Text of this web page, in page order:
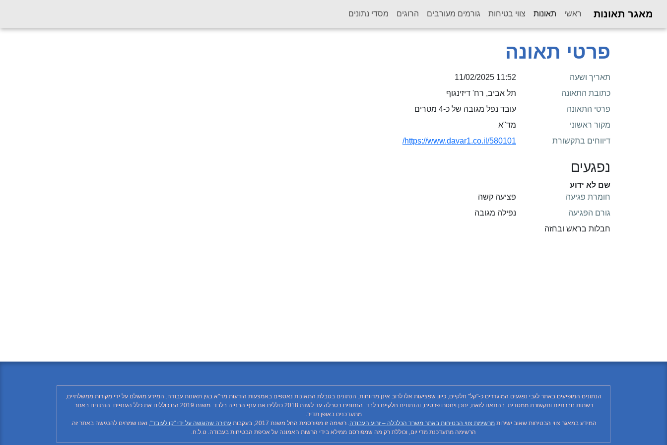
מאגר תאונות ראשי תאונות
(current) צווי בטיחות גורמים מעורבים הרוגים מסדי נתונים
פרטי תאונה
תאריך ושעה
11:52 11/02/2025
כתובת התאונה
תל אביב, רח' דיזינגוף
פרטי התאונה
עובד נפל מגובה של כ-4 מטרים
מקור ראשוני
מד"א
דיווחים בתקשורת
https://www.davar1.co.il/580101/
נפגעים
שם לא ידוע
חומרת פגיעה
פציעה קשה
גורם הפגיעה
נפילה מגובה
חבלות בראש ובחזה
הנתונים המופיעים באתר לגבי נפגעים המוגדרים כ-"קל" חלקיים, כיוון שפציעות אלו לרוב אינן מדווחות. הנתונים בטבלת התאונות נאספים באמצעות הודעות מד"א בגין תאונות עבודה. המידע מושלם על ידי מקורות ממשלתיים,
רשתות חברתיות ותקשורת ממסדית. בהתאם לזאת, יתכן ויחסרו פרטים, והנתונים חלקיים בלבד. הנתונים בטבלה עד לשנת 2018 כוללים את ענף הבנייה בלבד. משנת 2019 הם כוללים את כלל הענפים. הנתונים באתר
מתעדכנים באופן תדיר.
המידע במאגר צווי הבטיחות שאוב ישירות מרשימת צווי הבטיחות באתר משרד הכלכלה – זרוע העבודה. רשימה זו מפורסמת החל משנת 2017, בעקבות עתירה שהוגשה על ידי "קו לעובד", ואנו שמחים להנגישה באתר זה.
הרשימה מתעדכנת מדי יום, וכוללת רק מה שמפורסם ממילא בידי הרשות האמונה על אכיפת הבטיחות בעבודה. ט.ל.ח.